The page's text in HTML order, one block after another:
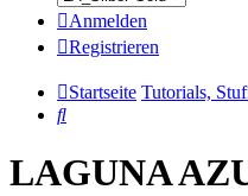
Anmelden
Registrieren
Startseite Tutorials,
Suche
LAGUNA